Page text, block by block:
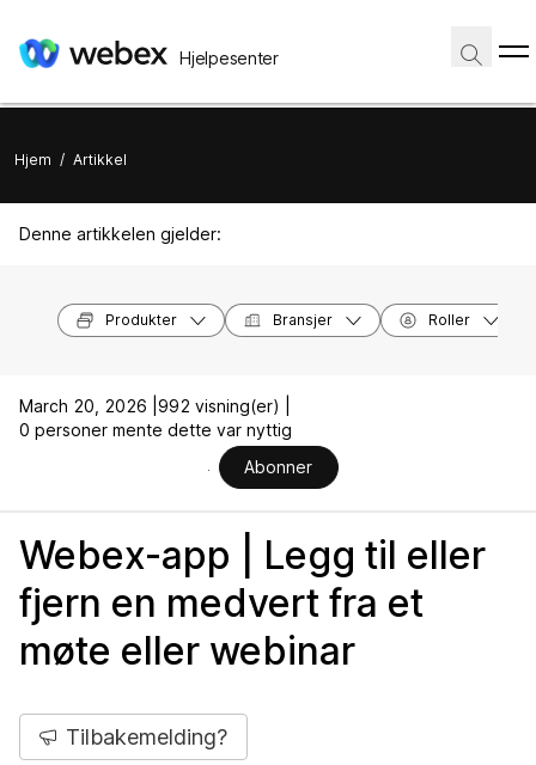
Hjelpesenter
Hjem / Artikkel
Denne artikkelen gjelder:
Produkter Bransjer Roller
March 20, 2026 | 992 visning(er) |
0 personer mente dette var nyttig
Abonner
Webex-app | Legg til eller
fjern en medvert fra et
møte eller webinar
Tilbakemelding?